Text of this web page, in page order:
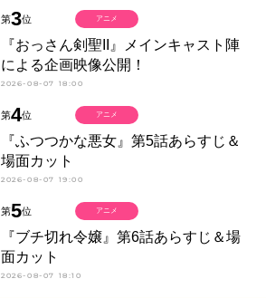
第3位
『おっさん剣聖II』メインキャスト陣
による企画映像公開！
2026-08-07 18:00
アニメ
第4位
『ふつつかな悪女』第5話あらすじ＆
場面カット
2026-08-07 19:00
アニメ
第5位
『ブチ切れ令嬢』第6話あらすじ＆場
面カット
2026-08-07 18:10
アニメ